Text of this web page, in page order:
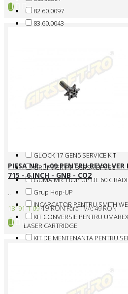
82.60.0097
83.60.0043
ADAPTOR TEAVA INTERNA PT.
ANSAMBLU COCOS ARGINTIU
BAZA MAGNETICA
BUTON ELIBERARE
CARCASA MECANICA PARTEA
GARNITURA MR. HOP UP
GLOCK 17 GEN5 SERVICE KIT
GRUP AER PT. BERSA BP9CC
GUMA MR. HOP UP DE 60
Grup Hop-UP
INCARCATOR PENTRU SMITH
KIT CONVERSIE PENTRU
LASER CARTRIDGE
KIT DE MENTENANTA PENTRU
KIT DE MENTENANTA PT.
KIT PENTRU MENTENANTA - CZ/
KIT PENTRU MENTENANTA -
PIESA NR. 1-09 PENTRU
715 - 6 INCH - GNB - CO2
..
18191-1-0949 RONFără TVA: 49 RON